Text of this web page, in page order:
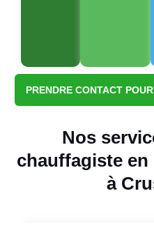
PRENDRE CONTACT
Nos
chauffagiste
à